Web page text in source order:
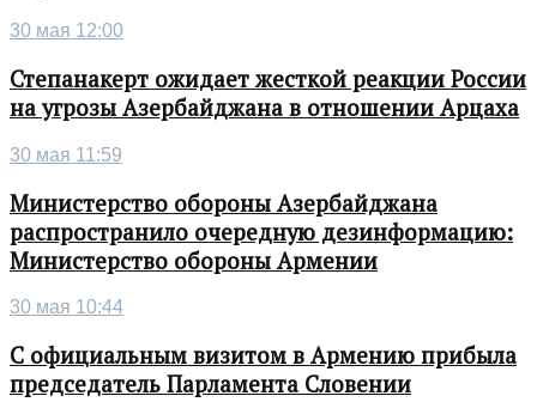
30 мая 12:00
Степанакерт ожидает жесткой реакции России
на угрозы Азербайджана в отношении Арцаха
30 мая 11:59
Министерство обороны Азербайджана
распространило очередную дезинформацию:
Министерство обороны Армении
30 мая 10:44
С официальным визитом в Армению прибыла
председатель Парламента Словении